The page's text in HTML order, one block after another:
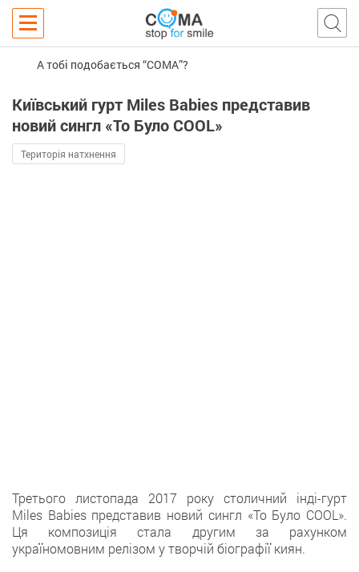
А тобі подобається “COMA”?
Київський гурт Miles Babies представив
новий сингл «То Було COOL»
Територія натхнення
Третього листопада 2017 року столичний інді-гурт
Miles Babies представив новий сингл «То Було COOL».
Ця композиція стала другим за рахунком
україномовним релізом у творчій біографії киян.